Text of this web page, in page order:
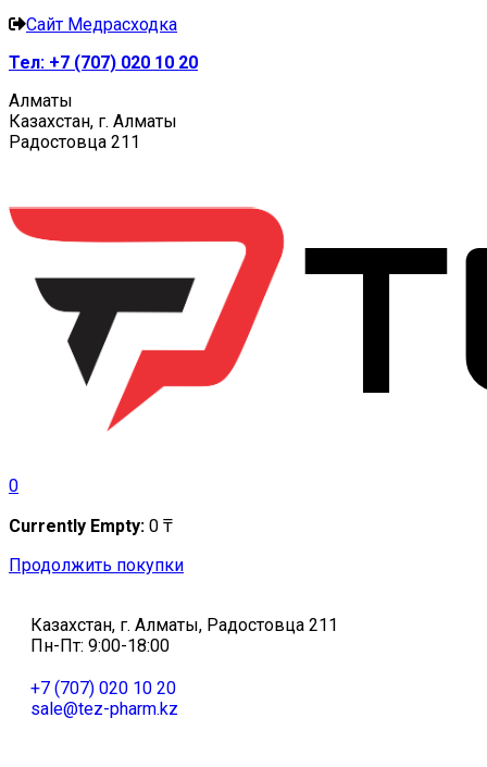
Сайт Медрасходка
Тел: +7 (707) 020 10 20
Алматы
Казахстан, г. Алматы
Радостовца 211
0
Currently Empty: 0 ₸
Продолжить покупки
Казахстан, г. Алматы, Радостовца 211
Пн-Пт: 9:00-18:00
+7 (707) 020 10 20
sale@tez-pharm.kz